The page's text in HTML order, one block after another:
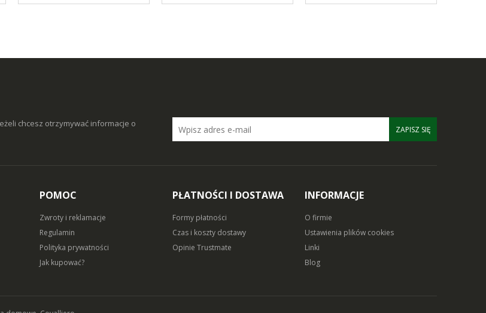
chcesz otrzymywać informacje o
ZAPISZ SIĘ
POMOC
Zwroty i reklamacje
Regulamin
Polityka prywatności
Jak kupować?
PŁATNOŚCI I DOSTAWA
Formy płatności
Czas i koszty dostawy
Opinie Trustmate
INFORMACJE
O firmie
Ustawienia plików cookies
Linki
Blog